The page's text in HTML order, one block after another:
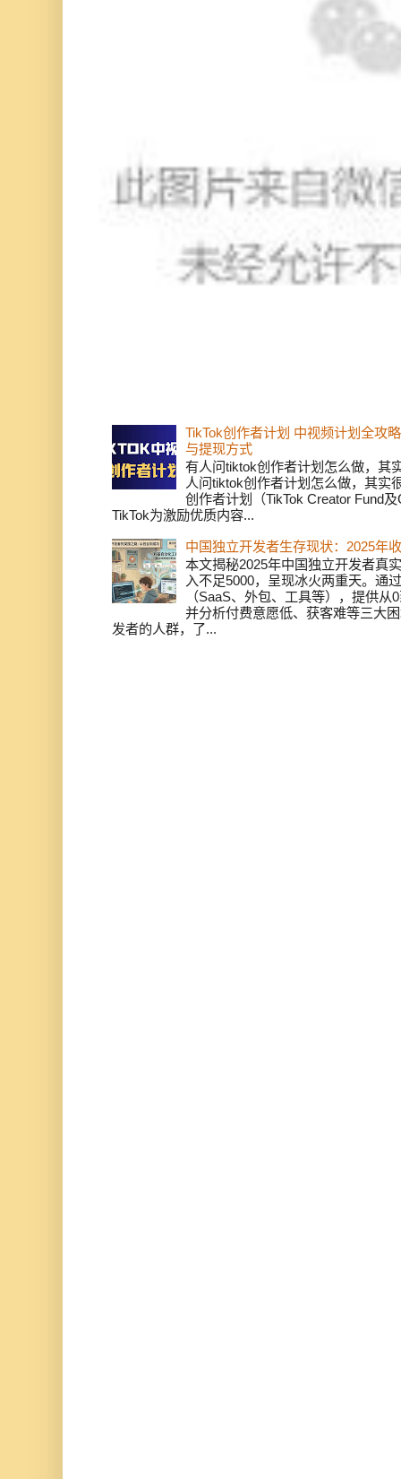
TikTok创作者计划 中视频计划全攻
与提现方式
有人问tiktok创作者计划怎么做，其
人问tiktok创作者计划怎么做，其实
创作者计划（TikTok Creator Fund
TikTok为激励优质内容...
中国独立开发者生存现状：2025年
本文揭秘2025年中国独立开发者真
入不足5000，呈现冰火两重天。通
（SaaS、外包、工具等），提供
并分析付费意愿低、获客难等三大
发者的人群，了...